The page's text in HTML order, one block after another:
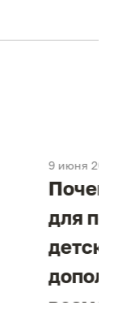
9 июня 2026
Почему
для